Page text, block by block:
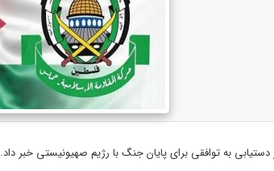
به توافقی برای پایان جنگ با رژیم صهیونیستی خبر داد.